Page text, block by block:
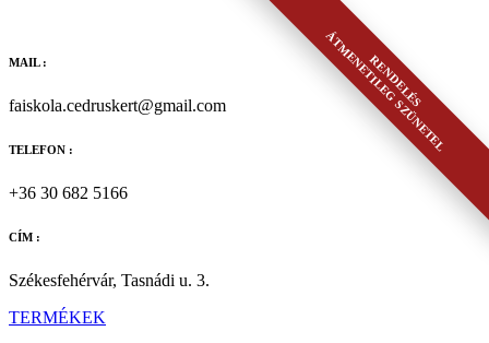
RENDELÉS
ÁTMENETILEG SZÜNETEL
tartalomhoz
MAIL :
faiskola.cedruskert@gmail.com
TELEFON :
+36 30 682 5166
CÍM :
Székesfehérvár, Tasnádi u. 3.
TERMÉKEK